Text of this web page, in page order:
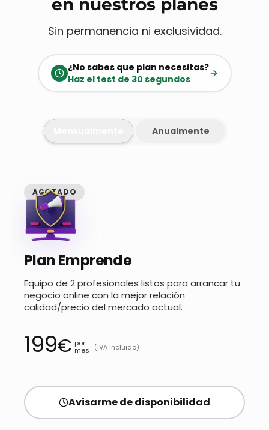
Sin permanencia ni exclusividad.
¿No sabes que plan necesitas?
Haz el test de 30 segundos
Anualmente
AGOTADO
Plan Emprende
Equipo de 2 profesionales listos para arrancar tu
negocio online con la mejor relación
calidad/precio del mercado actual.
199€ por
mes (IVA Incluido)
Avisarme de disponibilidad